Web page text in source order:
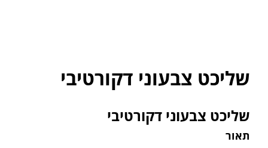
שליכט צבעוני דקורטיבי
שליכט צבעוני דקורטיבי
תאור